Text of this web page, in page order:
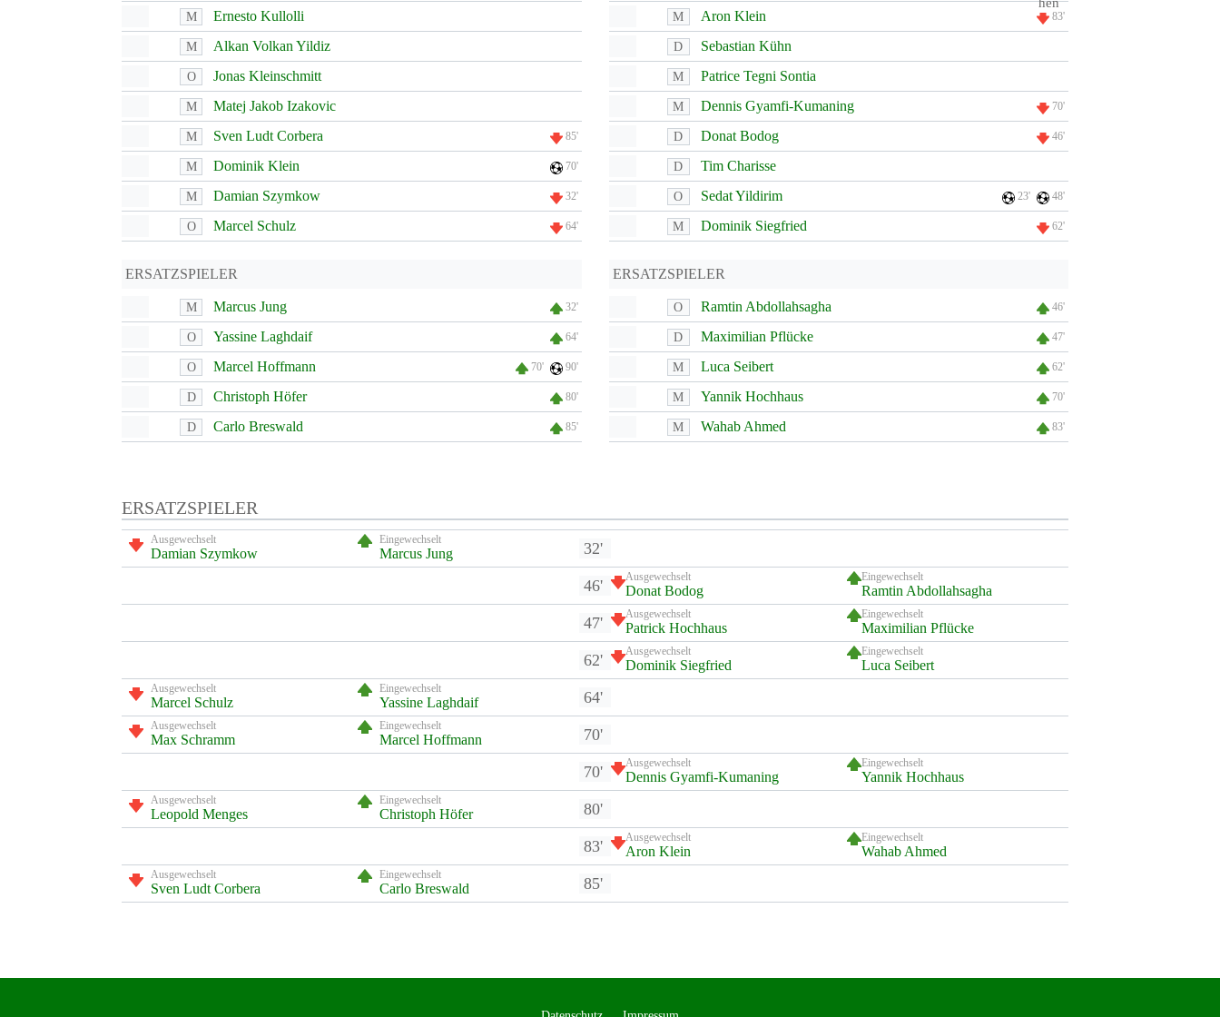
M Ernesto Kullolli
M Alkan Volkan Yildiz
O Jonas Kleinschmitt
M Matej Jakob Izakovic
M Sven Ludt Corbera 85'
M Dominik Klein 70'
M Damian Szymkow 32'
O Marcel Schulz 64'
ERSATZSPIELER
M Marcus Jung 32'
O Yassine Laghdaif 64'
O Marcel Hoffmann 70' 90'
D Christoph Höfer 80'
D Carlo Breswald 85'
M Aron Klein 83'
D Sebastian Kühn
M Patrice Tegni Sontia
M Dennis Gyamfi-Kumaning 70'
D Donat Bodog 46'
D Tim Charisse
O Sedat Yildirim 23' 48'
M Dominik Siegfried 62'
ERSATZSPIELER
O Ramtin Abdollahsagha 46'
D Maximilian Pflücke 47'
M Luca Seibert 62'
M Yannik Hochhaus 70'
M Wahab Ahmed 83'
ERSATZSPIELER
Ausgewechselt
Damian Szymkow
Eingewechselt
Marcus Jung 32'
46' Ausgewechselt
Donat Bodog
Eingewechselt
Ramtin Abdollahsagha
47' Ausgewechselt
Patrick Hochhaus
Eingewechselt
Maximilian Pflücke
62' Ausgewechselt
Dominik Siegfried
Eingewechselt
Luca Seibert
Ausgewechselt
Marcel Schulz
Eingewechselt
Yassine Laghdaif 64'
Ausgewechselt
Max Schramm
Eingewechselt
Marcel Hoffmann 70'
70' Ausgewechselt
Dennis Gyamfi-Kumaning
Eingewechselt
Yannik Hochhaus
Ausgewechselt
Leopold Menges
Eingewechselt
Christoph Höfer 80'
83' Ausgewechselt
Aron Klein
Eingewechselt
Wahab Ahmed
Ausgewechselt
Sven Ludt Corbera
Eingewechselt
Carlo Breswald 85'